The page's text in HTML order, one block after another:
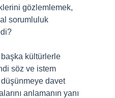
gözlemlemek,
sorumluluk
kültürlerle
söz ve istem
davet
anlamanın yanı